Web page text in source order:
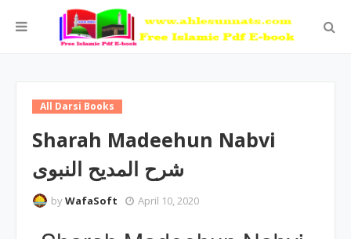
All Darsi Books
Sharah Madeehun Nabvi
شرح المدیح النبوی
byWafaSoft April 10, 2020